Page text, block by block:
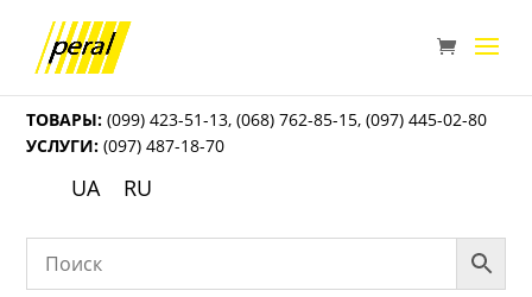
ТОВАРЫ: (099) 423-51-13,(068) 762-85-15,(097) 445-02-80
УСЛУГИ: (097) 487-18-70
UA RU